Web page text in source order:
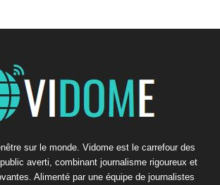
sur le monde. Vidome est le carrefour des
averti, combinant journalisme rigoureux et
Alimenté par une équipe de journalistes